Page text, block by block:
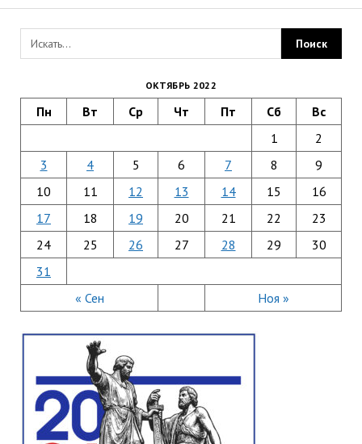
ОКТЯБРЬ 2022
Пн Вт Ср Чт Пт Сб Вс
« Сен Ноя »
1
2
3
4 5 6 7 8
9
10
11 12 13 14 15
16
17
18 19 20 21 22
23
24
25 26 27 28 29
30
31